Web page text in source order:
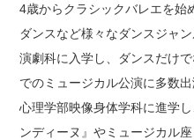
4歳からクラシックバレエを始
ダンスなど様々なダンスジャ
演劇科に入学し、ダンスだけ
でのミュージカル公演に多数
心理学部映像身体学科に進学
ンディーヌ』やミュージカル